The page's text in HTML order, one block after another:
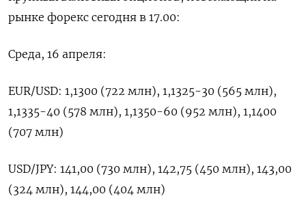
рынке форекс сегодня в 17.00:
Среда, 16 апреля:
EUR/USD: 1,1300 (722 млн), 1,1325-30 (565 млн),
1,1335-40 (578 млн), 1,1350-60 (952 млн), 1,1400
(707 млн)
USD/JPY: 141,00 (730 млн), 142,75 (450 млн), 143,00
(324 млн), 144,00 (404 млн)